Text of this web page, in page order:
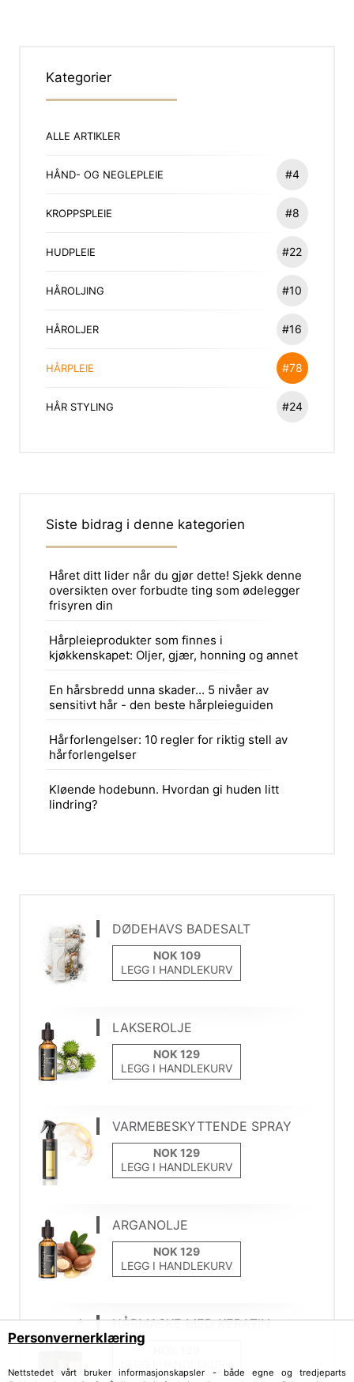
Kategorier
ALLE ARTIKLER
HÅND- OG NEGLEPLEIE #4
KROPPSPLEIE #8
HUDPLEIE #22
HÅROLJING #10
HÅROLJER #16
HÅRPLEIE #78
HÅR STYLING #24
Siste bidrag i denne kategorien
Håret ditt lider når du gjør dette! Sjekk denne
oversikten over forbudte ting som ødelegger
frisyren din
Hårpleieprodukter som finnes i
kjøkkenskapet: Oljer, gjær, honning og annet
En hårsbredd unna skader... 5 nivåer av
sensitivt hår - den beste hårpleieguiden
Hårforlengelser: 10 regler for riktig stell av
hårforlengelser
Kløende hodebunn. Hvordan gi huden litt
lindring?
DØDEHAVS BADESALT
LEGG I HANDLEKURV
LAKSEROLJE
LEGG I HANDLEKURV
VARMEBESKYTTENDE SPRAY
LEGG I HANDLEKURV
ARGANOLJE
LEGG I HANDLEKURV
HÅRMASKE MED KERATIN
Personvernerklæring
Nettstedet vårt bruker informasjonskapsler - både egne og tredjeparts